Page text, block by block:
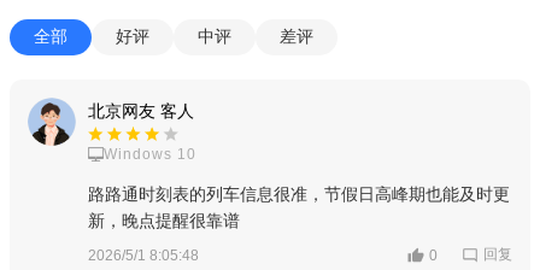
全部 好评 中评 差评
北京网友 客人
Windows 10
路路通时刻表的列车信息很准，节假日高峰期也能及时更
新，晚点提醒很靠谱
2026/5/1 8:05:48 0 回复